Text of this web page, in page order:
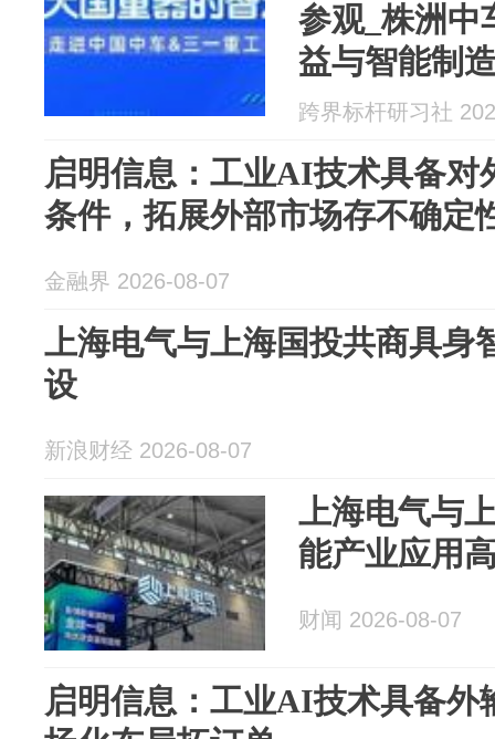
参观_株洲中
益与智能制
跨界标杆研习社
启明信息：工业AI技术具备对
条件，拓展外部市场存不确定
金融界 2026-08-07
上海电气与上海国投共商具身
设
新浪财经 2026-08-07
上海电气与
能产业应用
财闻 2026-08-07
启明信息：工业AI技术具备外